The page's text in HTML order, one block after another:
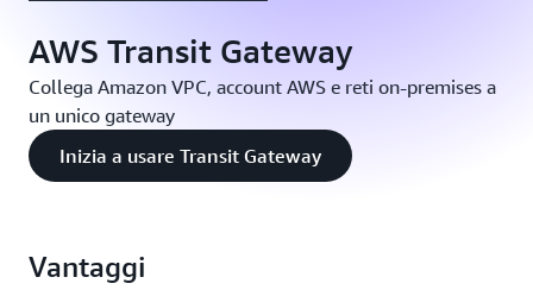
AWS Transit Gateway
Collega Amazon VPC, account AWS e reti on-premises a
un unico gateway
Inizia a usare Transit Gateway
Vantaggi